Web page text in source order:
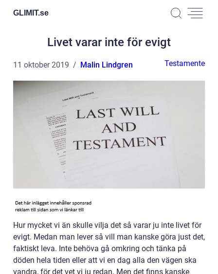
GLIMIT.se
Livet varar inte för evigt
11 oktober 2019 Malin Lindgren Testamente
Hur mycket vi än skulle vilja det så varar ju inte livet för
evigt. Medan man lever så vill man kanske göra just det,
faktiskt leva. Inte behöva gå omkring och tänka på
döden hela tiden eller att vi en dag alla den vägen ska
vandra, för det vet vi ju redan. Men det finns kanske